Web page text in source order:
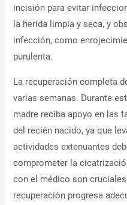
incisión para evitar
la herida limpia y seca, y
infección, como
purulenta.
La recuperación completa
varias semanas. Durante
madre reciba apoyo en las
del recién nacido, ya que
actividades extenuantes
comprometer la
con el médico son
recuperación progresa